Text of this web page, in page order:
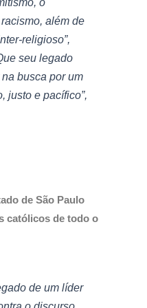
além de
religioso”,
seu legado
busca por um
justo e pacífico”,
de São Paulo
católicos de todo o
de um líder